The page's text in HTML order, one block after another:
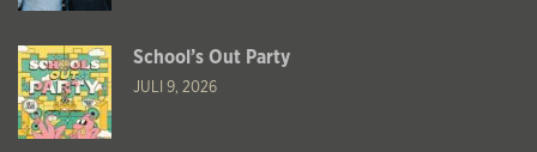
School’s Out Party
JULI 9, 2026